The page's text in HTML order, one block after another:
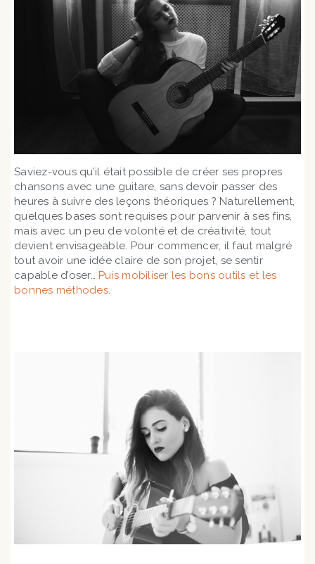
Saviez-vous qu’il était possible de créer ses propres
chansons avec une guitare, sans devoir passer des
heures à suivre des leçons théoriques ? Naturellement,
quelques bases sont requises pour parvenir à ses fins,
mais avec un peu de volonté et de créativité, tout
devient envisageable. Pour commencer, il faut malgré
tout avoir une idée claire de son projet, se sentir
capable d’oser… Puis mobiliser les bons outils et les
bonnes méthodes.